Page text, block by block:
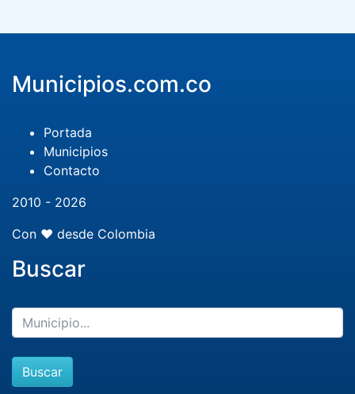
Municipios.com.co
Portada
Municipios
Contacto
2010 - 2026
Con ❤️ desde Colombia
Buscar
Buscar